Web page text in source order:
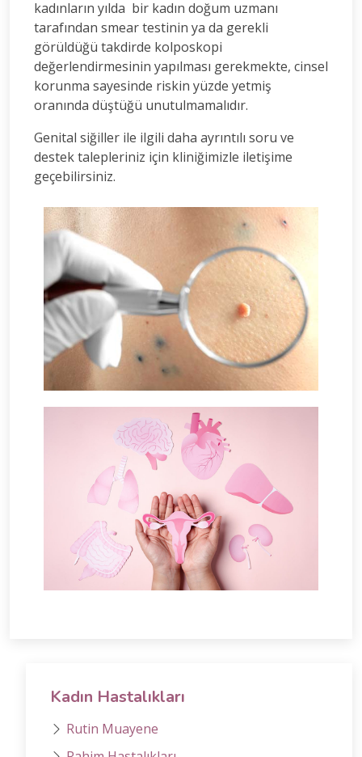
kadınların yılda bir kadın doğum uzmanı
tarafından smear testinin ya da gerekli
görüldüğü takdirde kolposkopi
değerlendirmesinin yapılması gerekmekte, cinsel
korunma sayesinde riskin yüzde yetmiş
oranında düştüğü unutulmamalıdır.
Genital siğiller ile ilgili daha ayrıntılı soru ve
destek talepleriniz için kliniğimizle iletişime
geçebilirsiniz.
Kadın Hastalıkları
Rutin Muayene